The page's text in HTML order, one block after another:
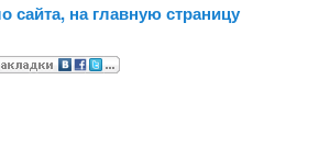
сайта, на главную страницу